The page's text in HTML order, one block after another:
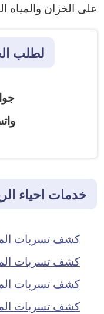
على الخزان والمياه
لطلب
خدمات احياء
كشف تسربات
كشف تسربات
كشف تسربات
كشف تسربات